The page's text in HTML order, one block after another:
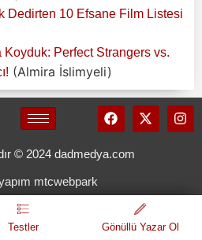
Dedirten 10 Efsane Film Listesi
Koyduk: Perfect Strangers vs.
(Almira İslimyeli)
© 2024 dadmedya.com
mtcwebpark
Testler Gönüllü Yazar Ol